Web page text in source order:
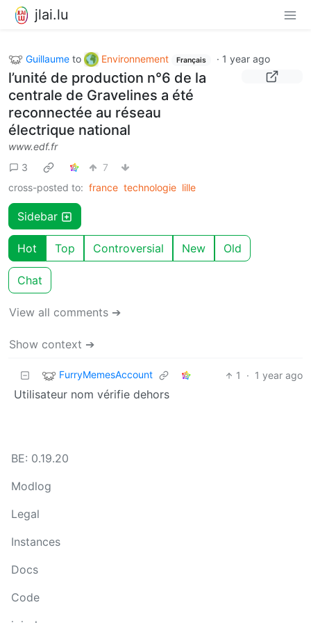
jlai.lu
Guillaume to Environnement Français · 1 year ago
l’unité de production n°6 de la
centrale de Gravelines a été
reconnectée au réseau
électrique national
www.edf.fr
3
7
cross-posted to: france technologie lille
Sidebar
Hot Top Controversial New Old
Chat
View all comments ➔
Show context ➔
FurryMemesAccount 1 · 1 year ago
Utilisateur nom vérifie dehors
BE: 0.19.20
Modlog
Legal
Instances
Docs
Code